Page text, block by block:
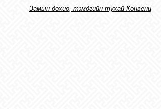
Замын дохио, тэмдгийн тухай Конвенц